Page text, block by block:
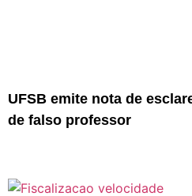
UFSB emite nota de
de falso professor